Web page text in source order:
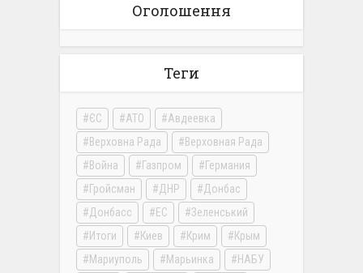
Оголошення
Теги
ЄС АТО
Авдеевка
Верховна Рада
Верховная Рада
Война
Газпром
Германия
Гройсман
ДНР
Донбас
Донбасс
ЕС
Зеленський
Итоги
Киев Крим
Крым
Мариуполь
Марьинка НАБУ